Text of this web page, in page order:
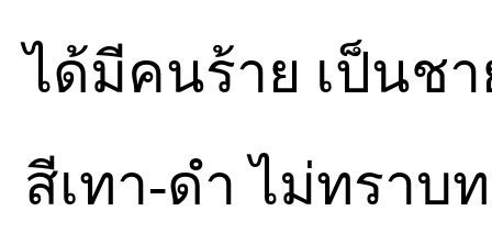
ได้มีคนร้าย เป็นช
สีเทา-ดำ ไม่ทราบ